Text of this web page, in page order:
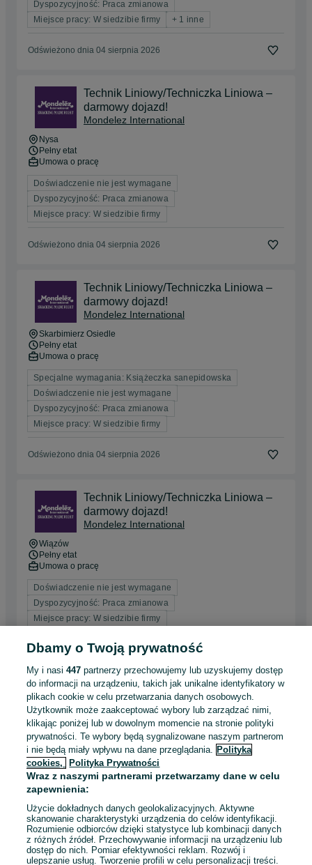
Dyspozycyjność: Praca zmianowa
Miejsce pracy: W siedzibie firmy
+ 1 inne
Odświeżono dnia 04 sierpnia 2026
Technik Liniowy/Techniczka Liniowa –
darmowy dojazd!
Mondelez International
Nysa
Pełny etat
Umowa o pracę
Doświadczenie nie jest wymagane
Dyspozycyjność: Praca zmianowa
Miejsce pracy: W siedzibie firmy
Odświeżono dnia 04 sierpnia 2026
Technik Liniowy/Techniczka Liniowa –
darmowy dojazd!
Mondelez International
Skarbimierz Osiedle
Pełny etat
Umowa o pracę
Specjalne wymagania: Książeczka sanepidowska
Doświadczenie nie jest wymagane
Dyspozycyjność: Praca zmianowa
Miejsce pracy: W siedzibie firmy
Odświeżono dnia 04 sierpnia 2026
Technik Liniowy/Techniczka Liniowa –
darmowy dojazd!
Mondelez International
Wiązów
Pełny etat
Umowa o pracę
Doświadczenie nie jest wymagane
Dyspozycyjność: Praca zmianowa
Miejsce pracy: W siedzibie firmy
Odświeżono dnia 02 sierpnia 2026
Technik Liniowy/Techniczka Liniowa –
praca na produkcji (darmowy dojazd)!
Mondelez International
Lewin Brzeski
Pełny etat
Umowa o pracę
Doświadczenie nie jest wymagane
Dyspozycyjność: Praca zmianowa
Miejsce pracy: W siedzibie firmy
Odświeżono dnia 27 lipca 2026
Dbamy o Twoją prywatność
My i nasi447 partnerzy przechowujemy lub uzyskujemy dostęp
do informacji na urządzeniu, takich jak unikalne identyfikatory w
plikach cookie w celu przetwarzania danych osobowych.
Użytkownik może zaakceptować wybory lub zarządzać nimi,
klikając poniżej lub w dowolnym momencie na stronie polityki
prywatności. Te wybory będą sygnalizowane naszym partnerom
i nie będą miały wpływu na dane przeglądania. Polityka
cookies,
Polityka Prywatności
Wraz z naszymi partnerami przetwarzamy dane w celu
zapewnienia:
Użycie dokładnych danych geolokalizacyjnych. Aktywne
skanowanie charakterystyki urządzenia do celów identyfikacji.
Rozumienie odbiorców dzięki statystyce lub kombinacji danych
z różnych źródeł. Przechowywanie informacji na urządzeniu lub
dostęp do nich. Pomiar efektywności reklam. Rozwój i
ulepszanie usług. Tworzenie profili w celu personalizacji treści.